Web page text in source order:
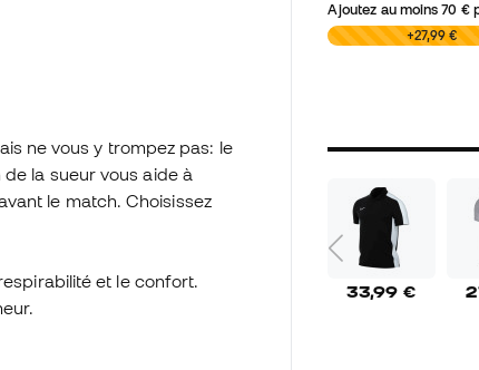
ne vous y trompez pas: le
la sueur vous aide à
le match. Choisissez
et le confort.
Ajoutez au moins70 €
0,00 € +27,99 €
33,99 €